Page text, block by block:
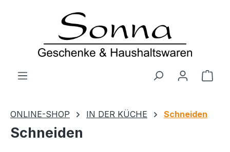
Zum Hauptinhalt springen
ONLINE-SHOP IN DER KÜCHE Schneiden
Schneiden